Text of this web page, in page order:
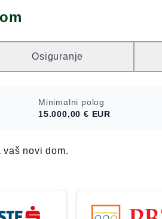
Osiguranje
Minimalni polog
15.000,00 € EUR
novi dom.